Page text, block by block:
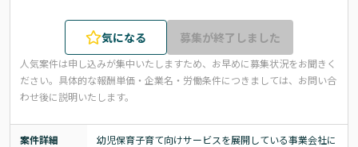
気になる 募集が終了しました
人気案件は申し込みが集中いたしますため、お早めに募集状況をお聞きく
ださい。 具体的な報酬単価・企業名・労働条件につきましては、お問い合
わせ後に説明いたします。
案件詳細
幼児保育子育て向けサービスを展開している事業会社に